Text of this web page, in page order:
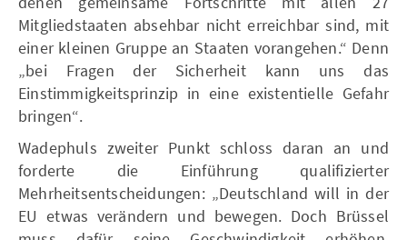
Mitgliedstaaten absehbar nicht erreichbar sind, mit
einer kleinen Gruppe an Staaten vorangehen.“ Denn
„bei Fragen der Sicherheit kann uns das
Einstimmigkeitsprinzip in eine existentielle Gefahr
bringen“.
Wadephuls zweiter Punkt schloss daran an und
forderte die Einführung qualifizierter
Mehrheitsentscheidungen: „Deutschland will in der
EU etwas verändern und bewegen. Doch Brüssel